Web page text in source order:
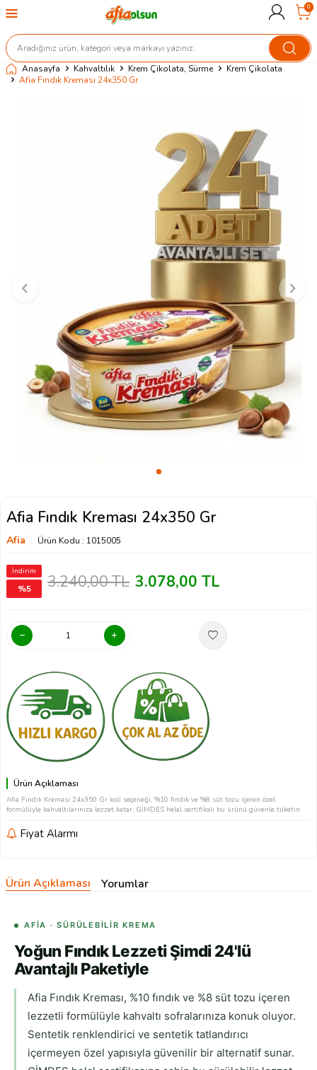
0
Anasayfa Kahvaltılık Krem Çikolata, Sürme
Krem Çikolata
Afia Fındık Kreması 24x350 Gr
Afia Fındık Kreması 24x350 Gr
Afia Ürün Kodu : 1015005
İndirim
%5 3.240,00TL 3.078,00 TL
Ürün Açıklaması
Afia Fındık Kreması 24x350 Gr koli seçeneği, %10 fındık ve %8 süt tozu içeren özel
formülüyle kahvaltılarınıza lezzet katar. GİMDES helal sertifikalı bu ürünü güvenle tüketin.
Fiyat Alarmı
Ürün Açıklaması Yorumlar
AFIA · SÜRÜLEBILIR KREMA
Yoğun Fındık Lezzeti Şimdi 24'lü
Avantajlı Paketiyle
Afia Fındık Kreması, %10 fındık ve %8 süt tozu içeren
lezzetli formülüyle kahvaltı sofralarınıza konuk oluyor.
Sentetik renklendirici ve sentetik tatlandırıcı
içermeyen özel yapısıyla güvenilir bir alternatif sunar.